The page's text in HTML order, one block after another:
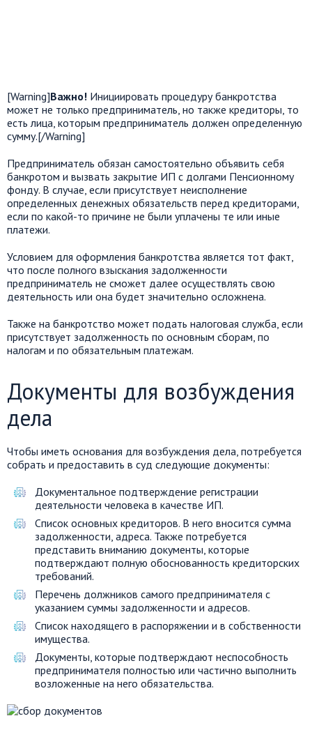
[Warning]Важно! Инициировать процедуру банкротства
может не только предприниматель, но также кредиторы, то
есть лица, которым предприниматель должен определенную
сумму.[/Warning]
Предприниматель обязан самостоятельно объявить себя
банкротом и вызвать закрытие ИП с долгами Пенсионному
фонду. В случае, если присутствует неисполнение
определенных денежных обязательств перед кредиторами,
если по какой-то причине не были уплачены те или иные
платежи.
Условием для оформления банкротства является тот факт,
что после полного взыскания задолженности
предприниматель не сможет далее осуществлять свою
деятельность или она будет значительно осложнена.
Также на банкротство может подать налоговая служба, если
присутствует задолженность по основным сборам, по
налогам и по обязательным платежам.
Документы для возбуждения
дела
Чтобы иметь основания для возбуждения дела, потребуется
собрать и предоставить в суд следующие документы:
Документальное подтверждение регистрации
деятельности человека в качестве ИП.
Список основных кредиторов. В него вносится сумма
задолженности, адреса. Также потребуется
представить вниманию документы, которые
подтверждают полную обоснованность кредиторских
требований.
Перечень должников самого предпринимателя с
указанием суммы задолженности и адресов.
Список находящего в распоряжении и в собственности
имущества.
Документы, которые подтверждают неспособность
предпринимателя полностью или частично выполнить
возложенные на него обязательства.